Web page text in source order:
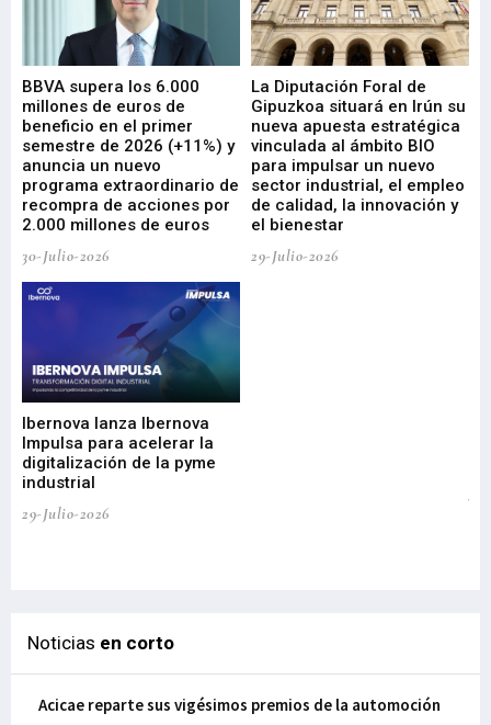
BBVA supera los 6.000
millones de euros de
beneficio en el primer
semestre de 2026 (+11%) y
anuncia un nuevo
programa extraordinario de
recompra de acciones por
2.000 millones de euros
30-Julio-2026
La Diputación Foral de
Gipuzkoa situará en Irún su
nueva apuesta estratégica
vinculada al ámbito BIO
para impulsar un nuevo
sector industrial, el empleo
de calidad, la innovación y
el bienestar
29-Julio-2026
Ibernova lanza Ibernova
Impulsa para acelerar la
digitalización de la pyme
industrial
29-Julio-2026
Noticias en corto
Acicae reparte sus vigésimos premios de la automoción